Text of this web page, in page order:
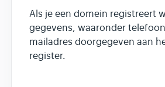
Reseller &
Contact
Als je een domein registreert
gegevens, waaronder
mailadres doorgegeven aan
register.